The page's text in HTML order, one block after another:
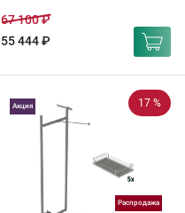
55 444 ₽
67 100 ₽
17 %
Распродажа
Акция